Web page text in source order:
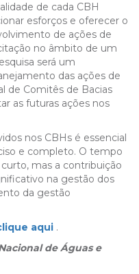
de cada CBH
esforços e oferecer o
de ações de
no âmbito de um
será um
das ações de
de Comitês de Bacias
as futuras ações nos
nos CBHs é essencial
e completo. O tempo
mas a contribuição
na gestão dos
da gestão
aqui .
de Águas e